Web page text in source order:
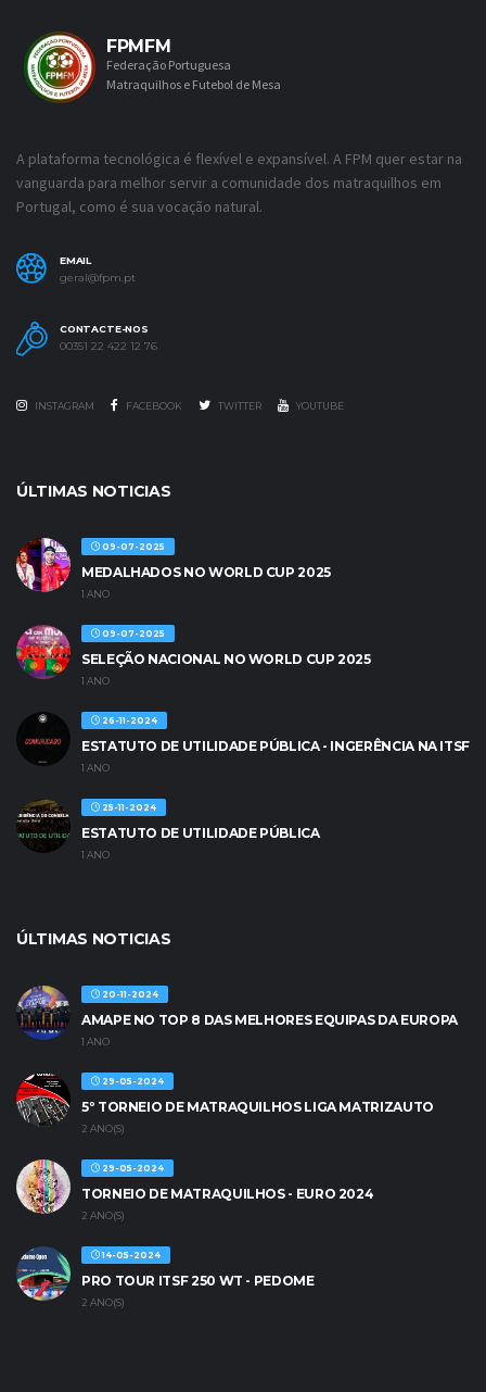
FPMFM
Federação Portuguesa
Matraquilhos e Futebol de Mesa
A plataforma tecnológica é flexível e expansível. A FPM quer estar na
vanguarda para melhor servir a comunidade dos matraquilhos em
Portugal, como é sua vocação natural.
EMAIL
geral@fpm.pt
CONTACTE-NOS
00351 22 422 12 76
INSTAGRAM FACEBOOK TWITTER YOUTUBE
ÚLTIMAS NOTICIAS
09-07-2025
MEDALHADOS NO WORLD CUP 2025
1 ANO
09-07-2025
SELEÇÃO NACIONAL NO WORLD CUP 2025
1 ANO
26-11-2024
ESTATUTO DE UTILIDADE PÚBLICA - INGERÊNCIA NA ITSF
1 ANO
25-11-2024
ESTATUTO DE UTILIDADE PÚBLICA
1 ANO
ÚLTIMAS NOTICIAS
20-11-2024
AMAPE NO TOP 8 DAS MELHORES EQUIPAS DA EUROPA
1 ANO
29-05-2024
5º TORNEIO DE MATRAQUILHOS LIGA MATRIZAUTO
2 ANO(S)
29-05-2024
TORNEIO DE MATRAQUILHOS - EURO 2024
2 ANO(S)
14-05-2024
PRO TOUR ITSF 250 WT - PEDOME
2 ANO(S)